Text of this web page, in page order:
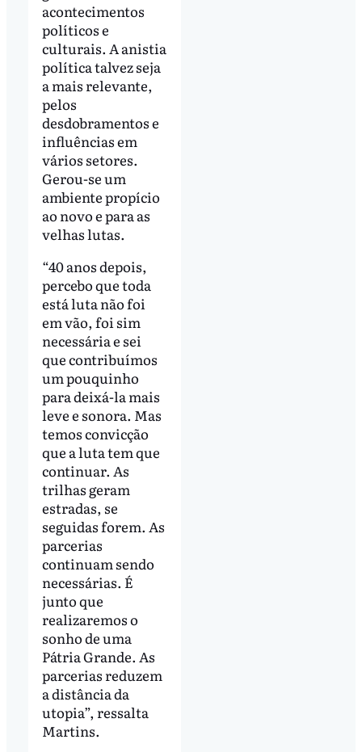
acontecimentos
políticos e
culturais. A anistia
política talvez seja
a mais relevante,
pelos
desdobramentos e
influências em
vários setores.
Gerou-se um
ambiente propício
ao novo e para as
velhas lutas.
“40 anos depois,
percebo que toda
está luta não foi
em vão, foi sim
necessária e sei
que contribuímos
um pouquinho
para deixá-la mais
leve e sonora. Mas
temos convicção
que a luta tem que
continuar. As
trilhas geram
estradas, se
seguidas forem. As
parcerias
continuam sendo
necessárias. É
junto que
realizaremos o
sonho de uma
Pátria Grande. As
parcerias reduzem
a distância da
utopia”, ressalta
Martins.